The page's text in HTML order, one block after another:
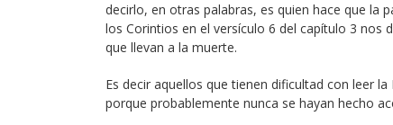
decirlo, en otras palabras, es quien hace que la
los Corintios en el versículo 6 del capítulo 3 nos
que llevan a la muerte.
Es decir aquellos que tienen dificultad con leer
porque probablemente nunca se hayan hecho